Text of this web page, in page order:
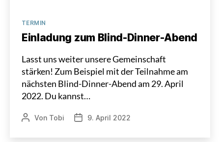
Kategorien
TERMIN
Einladung zum Blind-Dinner-Abend
Lasst uns weiter unsere Gemeinschaft
stärken! Zum Beispiel mit der Teilnahme am
nächsten Blind-Dinner-Abend am 29. April
2022. Du kannst…
Beitragsautor
Von Tobi Veröffentlichungsdatum
9. April 2022